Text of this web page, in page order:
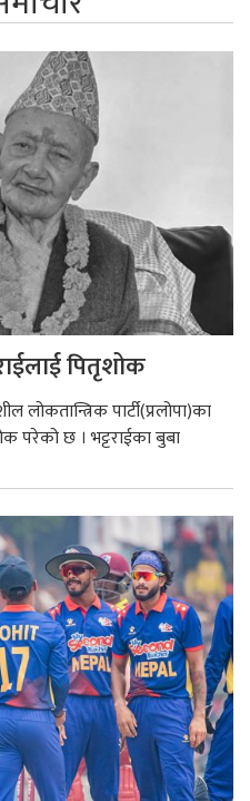
पितृशोक
लोकतान्त्रिक पार्टी(प्रलोपा)का
परेको छ । भट्टराईका बुबा